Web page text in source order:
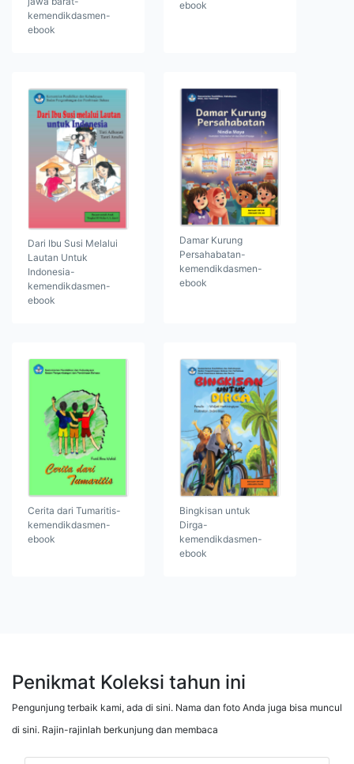
kemendikdasmen-
ebook
ebook
Dari Ibu Susi Melalui
Lautan Untuk
Indonesia-
kemendikdasmen-
ebook
Damar Kurung
Persahabatan-
kemendikdasmen-
ebook
Cerita dari Tumaritis-
kemendikdasmen-
ebook
Bingkisan untuk
Dirga-
kemendikdasmen-
ebook
Penikmat Koleksi tahun ini
Pengunjung terbaik kami, ada di sini. Nama dan foto Anda juga bisa muncul
di sini. Rajin-rajinlah berkunjung dan membaca